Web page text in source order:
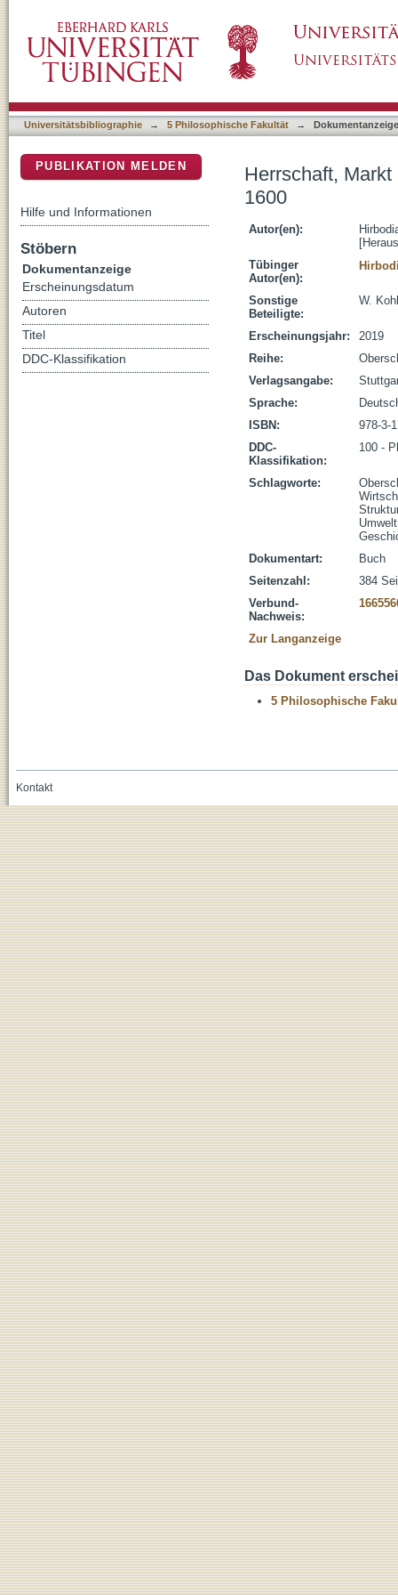
Universitätsbibliographie → 5 Philosophische Fakultät → Dokumentanzeige
Herrschaft,
1600
Autor(en):
Tübinger
Autor(en):
Sonstige
Beteiligte:
W.
Erscheinungsjahr:
2019
Reihe:
Verlagsangabe:
Sprache:
ISBN:
978-3-
DDC-
Klassifikation:
100 -
Schlagworte:
Umwelt
Dokumentart:
Buch
Seitenzahl:
384
Verbund-
Nachweis:
Zur Langanzeige
Das Dokument
5 Philosophische
PUBLIKATION MELDEN
Hilfe und Informationen
Stöbern
Dokumentanzeige
Erscheinungsdatum
Autoren
Titel
DDC-Klassifikation
Kontakt